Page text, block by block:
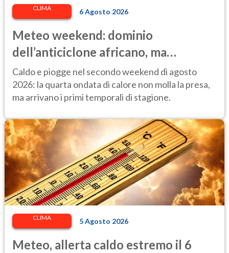
CLIMA 6 Agosto 2026
Meteo weekend: dominio
dell’anticiclone africano, ma
attenzione ai temporali intensi. Le
previsioni
Caldo e piogge nel secondo weekend di agosto
2026: la quarta ondata di calore non molla la presa,
ma arrivano i primi temporali di stagione.
CLIMA 5 Agosto 2026
Meteo, allerta caldo estremo il 6